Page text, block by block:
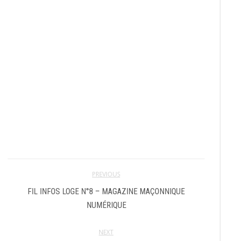
PREVIOUS
FIL INFOS LOGE N°8 – MAGAZINE MAÇONNIQUE
NUMÉRIQUE
NEXT